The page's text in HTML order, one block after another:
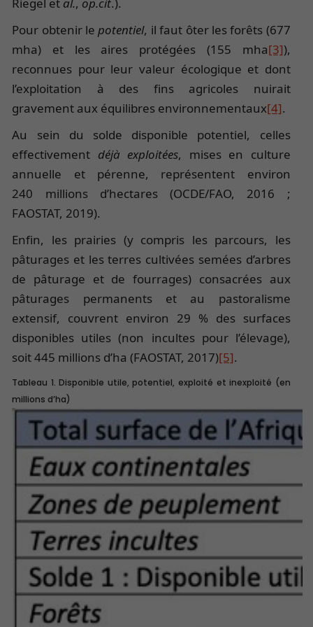
Pour obtenir lepotentiel, il faut ôter les forêts (677
mha) et les aires protégées (155 mha[3]),
reconnues pour leur valeur écologique et dont
l’exploitation à des fins agricoles nuirait
gravement aux équilibres environnementaux[4].
Au sein du solde disponible potentiel, celles
effectivement déjà exploitées, mises en culture
annuelle et pérenne, représentent environ
240 millions d’hectares (OCDE/FAO, 2016 ;
FAOSTAT, 2019).
Enfin, les prairies (y compris les parcours, les
pâturages et les terres cultivées semées d’arbres
de pâturage et de fourrages) consacrées aux
pâturages permanents et au pastoralisme
extensif, couvrent environ 29 % des surfaces
disponibles utiles (non incultes pour l’élevage),
soit 445 millions d’ha (FAOSTAT, 2017)[5].
Tableau 1. Disponible utile, potentiel, exploité et inexploité (en
millions d’ha)